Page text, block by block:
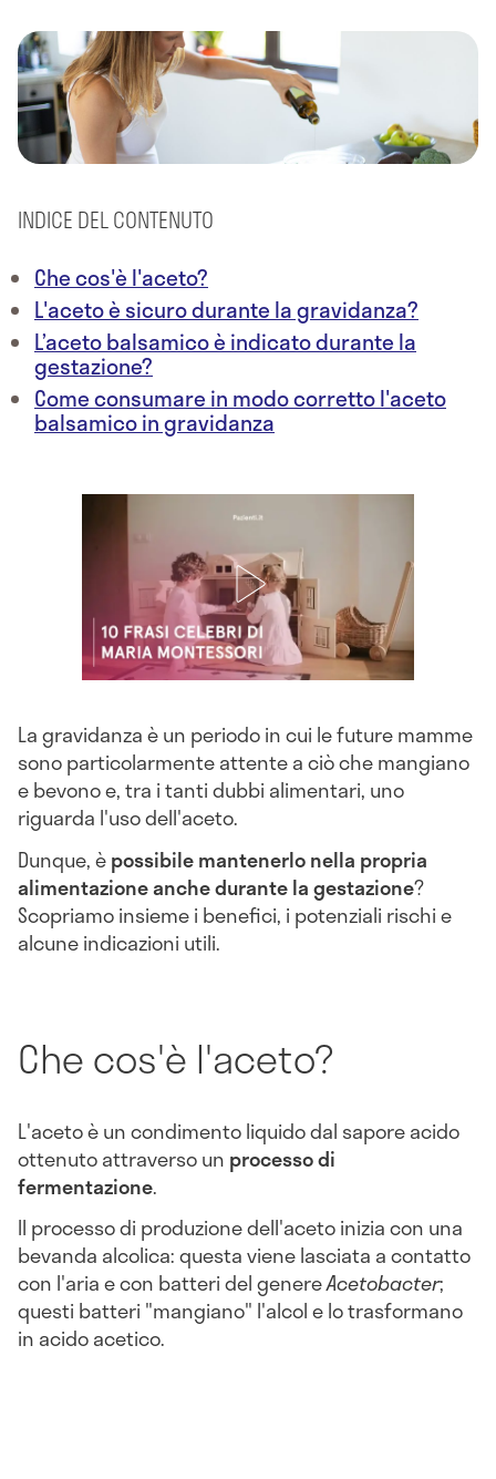
INDICE DEL CONTENUTO
Che cos'è l'aceto?
L'aceto è sicuro durante la gravidanza?
L’aceto balsamico è indicato durante la
gestazione?
Come consumare in modo corretto l'aceto
balsamico in gravidanza
La gravidanza è un periodo in cui le future mamme
sono particolarmente attente a ciò che mangiano
e bevono e, tra i tanti dubbi alimentari, uno
riguarda l'uso dell'aceto.
Dunque, èpossibile mantenerlo nella propria
alimentazione anche durante la gestazione?
Scopriamo insieme i benefici, i potenziali rischi e
alcune indicazioni utili.
Che cos'è l'aceto?
L'aceto è un condimento liquido dal sapore acido
ottenuto attraverso un processo di
fermentazione.
Il processo di produzione dell'aceto inizia con una
bevanda alcolica: questa viene lasciata a contatto
con l'aria e con batteri del genereAcetobacter;
questi batteri "mangiano" l'alcol e lo trasformano
in acido acetico.